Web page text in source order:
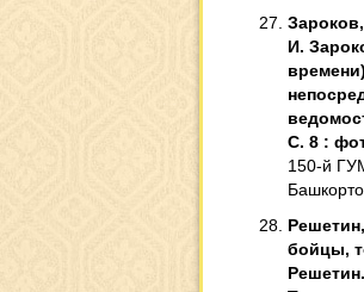
И.
С. 8 :
150-й
бойцы,